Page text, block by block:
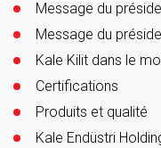
Message du
Message du
Kale Kilit dans le
Certifications
Produits et qualité
Kale Endüstri